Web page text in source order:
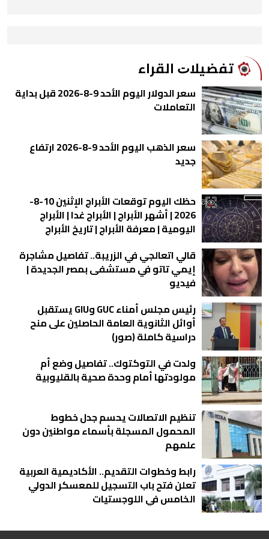
ﺗﻔﻀﻴﻼﺕ اﻟﻘﺮاء
سعر الدولار اليوم الأحد 9-8-2026 قبل بداية
التعاملات
سعر الذهب اليوم الأحد 9-8-2026 ارتفاع
جديد
حظك اليوم توقعات الأبراج الإثنين 10-8-
2026 | أشهر الأبراج | الأبراج غدا | الأبراج
اليومية | معرفة الأبراج | تاريخ الأبراج
قالي اتعالجي في الزريبة.. تفاصيل مشاجرة
إيمي تاتو في مستشفى بمصر الجديدة |
فيديو
رئيس مجلس أمناء GUC وGIU يستقبل
أوائل الثانوية العامة الحاصلين على منح
دراسية كاملة (صور)
ولدت في التوكتوك.. تفاصيل وضع أم
مولودتها أمام وحدة صحية بالقليوبية
تنظيم الاتصالات يحسم جدل خطوط
المحمول المسجلة بأسماء مواطنين دون
علمهم
رابط وخطوات التقديم.. الأكاديمية العربية
تعلن فتح باب التسجيل للمعسكر الدولي
الخامس في اللوجستيات